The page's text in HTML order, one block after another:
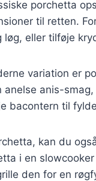
porchetta
til retten.
eller tilføje
variation er
anelse anis-
bacontern til
kan du
i en
den for en